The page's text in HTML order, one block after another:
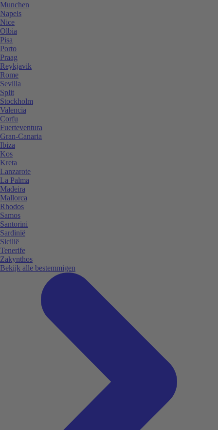
Munchen
Napels
Nice
Olbia
Pisa
Porto
Praag
Reykjavik
Rome
Sevilla
Split
Stockholm
Valencia
Corfu
Fuerteventura
Gran-Canaria
Ibiza
Kos
Kreta
Lanzarote
La Palma
Madeira
Mallorca
Rhodos
Samos
Santorini
Sardinië
Sicilië
Tenerife
Zakynthos
Bekijk alle bestemmigen